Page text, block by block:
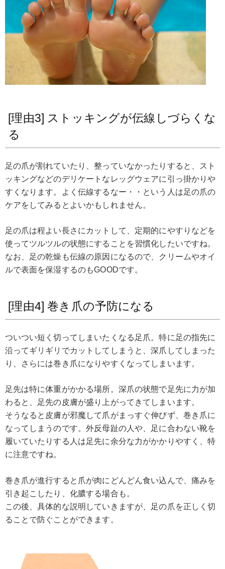
[理由3] ストッキングが伝線しづらくな
る
足の爪が割れていたり、整っていなかったりすると、スト
ッキングなどのデリケートなレッグウェアに引っ掛かりや
すくなります。よく伝線するなー・・という人は足の爪の
ケアをしてみるとよいかもしれません。
足の爪は程よい長さにカットして、定期的にやすりなどを
使ってツルツルの状態にすることを習慣化したいですね。
なお、足の乾燥も伝線の原因になるので、クリームやオイ
ルで表面を保湿するのもGOODです。
[理由4] 巻き爪の予防になる
ついつい短く切ってしまいたくなる足爪。特に足の指先に
沿ってギリギリでカットしてしまうと、深爪してしまった
り、さらには巻き爪になりやすくなってしまいます。
足先は特に体重がかかる場所。深爪の状態で足先に力が加
わると、足先の皮膚が盛り上がってきてしまいます。
そうなると皮膚が邪魔して爪がまっすぐ伸びず、巻き爪に
なってしまうのです。外反母趾の人や、足に合わない靴を
履いていたりする人は足先に余分な力がかかりやすく、特
に注意ですね。
巻き爪が進行すると爪が肉にどんどん食い込んで、痛みを
引き起こしたり、化膿する場合も。
この後、具体的な説明していきますが、足の爪を正しく切
ることで防ぐことができます。